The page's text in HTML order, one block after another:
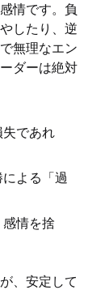
情です。負
したり、逆
無理なエン
ダーは絶対
失であれ
よる「過
情を捨
、安定して